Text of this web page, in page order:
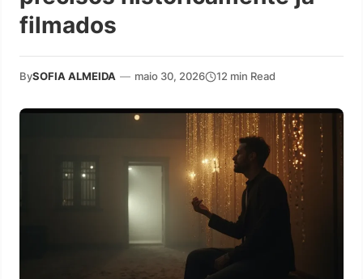
filmados
BySOFIA ALMEIDA — maio 30, 2026 12 min Read